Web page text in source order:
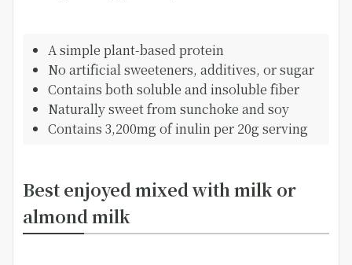
A simple plant-based protein
No artificial sweeteners, additives, or sugar
Contains both soluble and insoluble fiber
Naturally sweet from sunchoke and soy
Contains 3,200mg of inulin per 20g serving
Best enjoyed mixed with milk or
almond milk